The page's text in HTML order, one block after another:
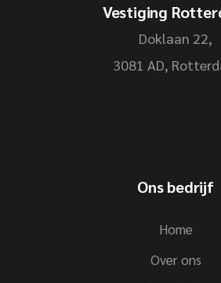
Vestiging
Doklaan 22,
3081 AD,
Ons bedrijf
Home
Over ons